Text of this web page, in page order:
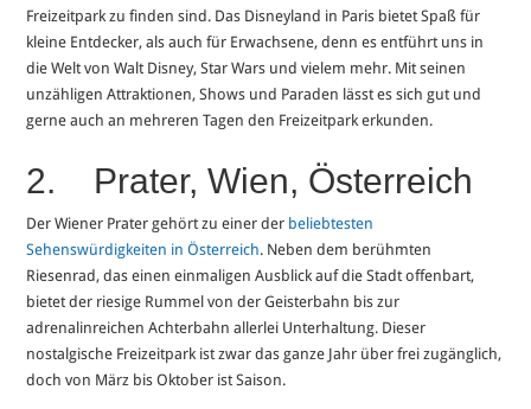
Freizeitpark zu finden sind. Das Disneyland in Paris bietet Spaß für
kleine Entdecker, als auch für Erwachsene, denn es entführt uns in
die Welt von Walt Disney, Star Wars und vielem mehr. Mit seinen
unzähligen Attraktionen, Shows und Paraden lässt es sich gut und
gerne auch an mehreren Tagen den Freizeitpark erkunden.
2. Prater, Wien, Österreich
Der Wiener Prater gehört zu einer der beliebtesten
Sehenswürdigkeiten in Österreich. Neben dem berühmten
Riesenrad, das einen einmaligen Ausblick auf die Stadt offenbart,
bietet der riesige Rummel von der Geisterbahn bis zur
adrenalinreichen Achterbahn allerlei Unterhaltung. Dieser
nostalgische Freizeitpark ist zwar das ganze Jahr über frei zugänglich,
doch von März bis Oktober ist Saison.